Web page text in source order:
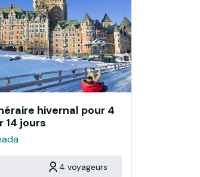
hivernal pour 4
14 jours
4 voyageurs